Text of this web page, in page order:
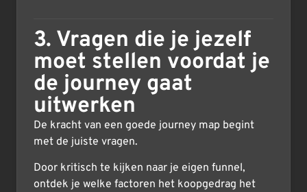
3. Vragen die je jezelf
moet stellen voordat je
de journey gaat
uitwerken
De kracht van een goede journey map begint
met de juiste vragen.
Door kritisch te kijken naar je eigen funnel,
ontdek je welke factoren het koopgedrag het